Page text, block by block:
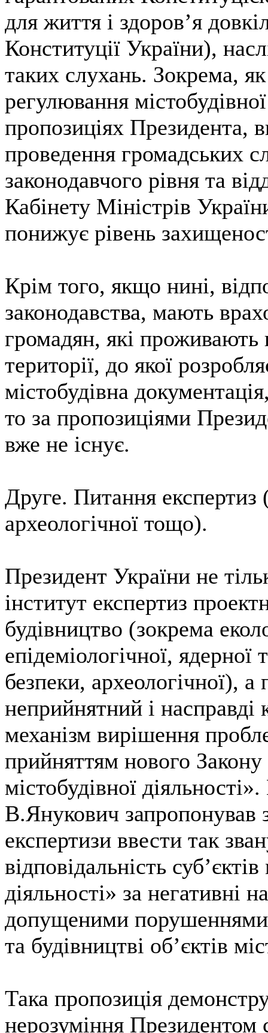
для життя і здоров’я
Конституції України),
таких слухань. Зокрема,
регулювання
пропозиціях Президента,
проведення громадських
законодавчого рівня та
Кабінету Міністрів
понижує рівень
Крім того, якщо нині,
законодавства, мають
громадян, які проживають
території, до якої
містобудівна
то за пропозиціями
вже не існує.
Друге. Питання експертиз
археологічної тощо).
Президент України не
інститут експертиз
будівництво (зокрема
епідеміологічної, ядерної
безпеки, археологічної),
неприйнятний і насправді
механізм вирішення
прийняттям нового
містобудівної
В.Янукович запропонував
експертизи ввести так
відповідальність
діяльності» за негативні
допущеними порушеннями
та будівництві об’єктів
Така пропозиція
нерозуміння Президентом